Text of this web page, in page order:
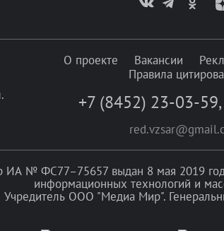
О проекте Вакансии
Правила
+7 (8452) 23-03-59,
ИА № ФС77–75657 выдан 8 мая 2019
информационных технологий и
Учредитель ООО "Медиа Мир".